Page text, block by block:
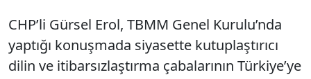
CHP’li Gürsel Erol, TBMM Genel Kurulu’nda
yaptığı konuşmada siyasette kutuplaştırıcı
dilin ve itibarsızlaştırma çabalarının Türkiye’ye